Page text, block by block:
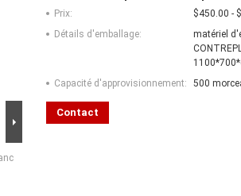
Prix:
$450.00 -
Détails d'emballage:
matériel
Capacité d'approvisionnement:
500
Contact